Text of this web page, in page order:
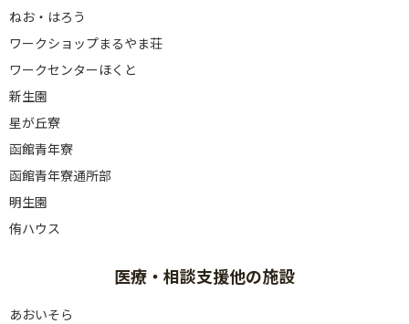
ねお・はろう
ワークショップまるやま荘
ワークセンターほくと
新生園
星が丘寮
函館青年寮
函館青年寮通所部
明生園
侑ハウス
医療・相談支援他の施設
あおいそら